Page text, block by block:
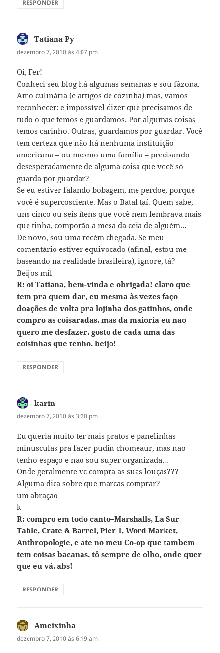
RESPONDER
Tatiana Py
dezembro 7, 2010 às 4:07 pm
Oi, Fer!
Conheci seu blog há algumas semanas e sou fãzona.
Amo culinária (e artigos de cozinha) mas, vamos
reconhecer: e impossível dizer que precisamos de
tudo o que temos e guardamos. Por algumas coisas
temos carinho. Outras, guardamos por guardar. Você
tem certeza que não há nenhuma instituição
americana – ou mesmo uma família – precisando
desesperadamente de alguma coisa que você só
guarda por guardar?
Se eu estiver falando bobagem, me perdoe, porque
você é supercosciente. Mas o Batal taí. Quem sabe,
uns cinco ou seis ítens que você nem lembrava mais
que tinha, comporão a mesa da ceia de alguém…
De novo, sou uma recém chegada. Se meu
comentário estiver equivocado (afinal, estou me
baseando na realidade brasileira), ignore, tá?
Beijos mil
R: oi Tatiana, bem-vinda e obrigada! claro que
tem pra quem dar, eu mesma às vezes faço
doações de volta pra lojinha dos gatinhos, onde
compro as coisaradas. mas da maioria eu nao
quero me desfazer. gosto de cada uma das
coisinhas que tenho. beijo!
RESPONDER
karin
dezembro 7, 2010 às 3:20 pm
Eu queria muito ter mais pratos e panelinhas
minusculas pra fazer pudin chomeaur, mas nao
tenho espaço e nao sou super organizada…
Onde geralmente vc compra as suas louças???
Alguma dica sobre que marcas comprar?
um abraçao
k
R: compro em todo canto–Marshalls, La Sur
Table, Crate & Barrel, Pier 1, Word Market,
Anthropologie, e ate no meu Co-op que tambem
tem coisas bacanas. tô sempre de olho, onde quer
que eu vá. abs!
RESPONDER
Ameixinha
dezembro 7, 2010 às 6:19 am